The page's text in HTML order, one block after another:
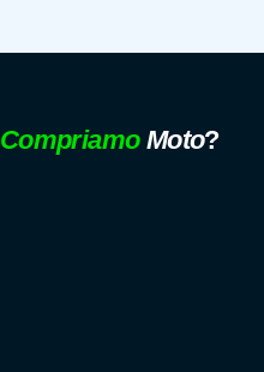
CompriamoMoto?